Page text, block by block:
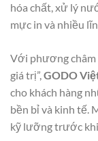
hóa chất, xử lý
mực in và nhiều
Với phương
giá trị”,GODO
cho khách hàng
bền bỉ và kinh tế.
kỹ lưỡng trước